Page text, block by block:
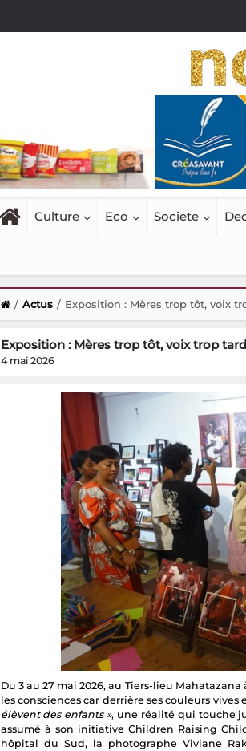
Culture Eco Societe
Actus Exposition : Mères trop tôt, voix
Exposition : Mères trop tôt, voix trop tard
4 mai 2026
Du 3 au 27 mai 2026, au Tiers-lieu
les consciences car derrière ses couleurs
élèvent des enfants », une réalité qui touche
assumé à son initiative Children Raising
hôpital du Sud, la photographe Viviane